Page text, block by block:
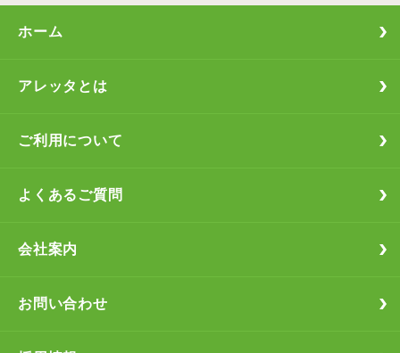
ホーム
アレッタとは
ご利用について
よくあるご質問
会社案内
お問い合わせ